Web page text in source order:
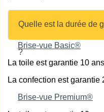
Quelle est la durée de
?
Brise-vue Basic®
La toile est garantie 10
La confection est garantie
Brise-vue Premium®